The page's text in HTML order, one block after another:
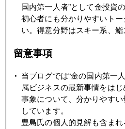
2009年11月27日
緊急原稿 ドバイショックの影響
2009年11月26日
2009年11月25日
インド、中国、米国―三国の思惑
国内第一人者”として金投資
初心者にも分かりやすいト
い。得意分野はスキー系、鮨
留意事項
当ブログでは“金の国内第一
属ビジネスの最新事情をは
事象について、分かりやす
しています。
豊島氏の個人的見解も含ま